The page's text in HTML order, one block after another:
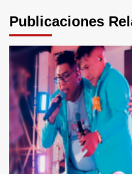
Publicaciones